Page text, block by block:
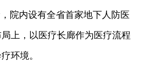
院内设有全省首家地下人防医
上，以医疗长廊作为医疗流程
环境。